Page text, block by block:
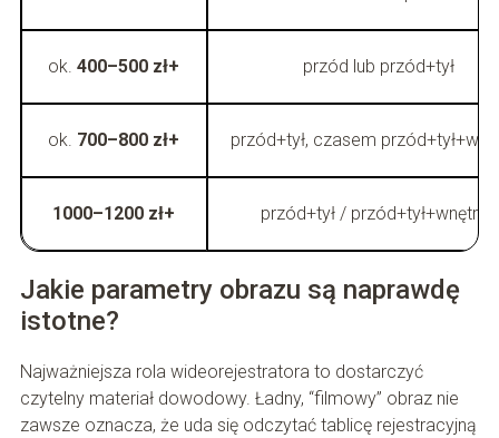
ok.400–500 zł+ przód lub przód+tył
ok. 700–800 zł+ przód+tył, czasem
1000–1200 zł+ przód+tył / przód+tył+wnętrze
Jakie parametry obrazu są naprawdę
istotne?
Najważniejsza rola wideorejestratora to dostarczyć
czytelny materiał dowodowy. Ładny, “filmowy” obraz nie
zawsze oznacza, że uda się odczytać tablicę rejestracyjną